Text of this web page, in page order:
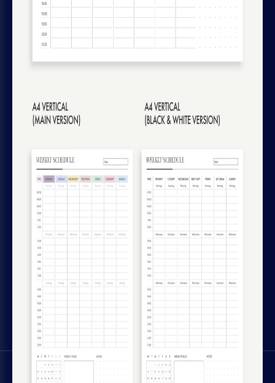
LEGALE
Termini e condizioni
Règles de remboursement et d'abonnement
Chrome plugin
Contattaci
GOODOCS TEAM LTD
Pavlou Nirvana, 4 Alpha Tower, of. 11,
Limassol, Cyprus
SOCIAL MEDIA